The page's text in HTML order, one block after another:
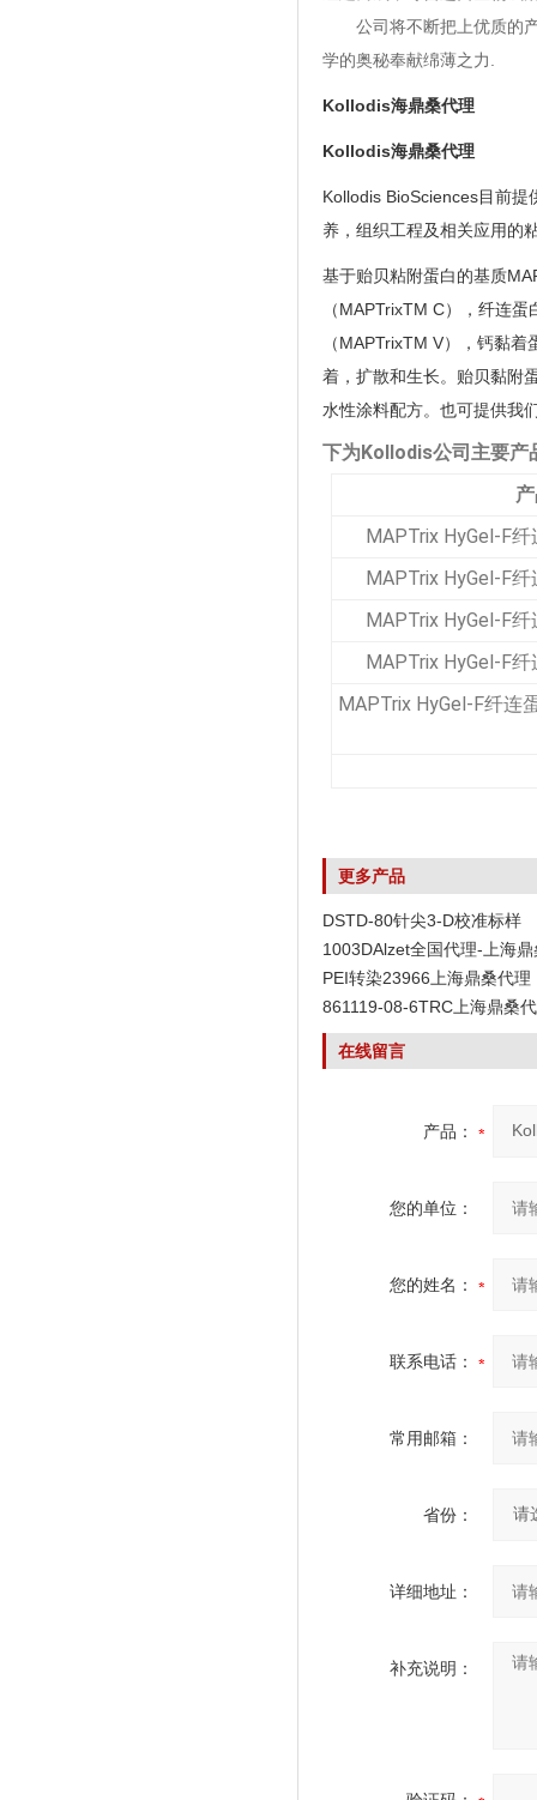
公司将不断把上优质的
学的奥秘奉献绵薄之力.
Kollodis海鼎桑代理
Kollodis海鼎桑代理
Kollodis BioSciences目前
养，组织工程及相关应用的
基于贻贝粘附蛋白的基质
（MAPTrixTM C），纤连
（MAPTrixTM V），钙黏
着，扩散和生长。贻贝黏附
水性涂料配方。也可提供我
下为Kollodis公司主要产
MAPTrix HyGel-F
MAPTrix HyGel-F
MAPTrix HyGel-F
MAPTrix HyGel-F
MAPTrix HyGel-F纤连
更多产品
DSTD-80针尖3-D校准标样
1003DAlzet全国代理-上海鼎
PEI转染23966上海鼎桑代理
861119-08-6TRC上海鼎桑
在线留言
产品：
您的单位：
您的姓名：
联系电话：
常用邮箱：
省份：
详细地址：
补充说明：